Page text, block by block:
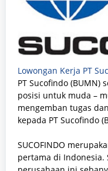
Lowongan Kerja PT
PT Sucofindo (BUMN)
posisi untuk muda –
mengemban tugas
kepada PT Sucofindo
SUCOFINDO
pertama di Indonesia.